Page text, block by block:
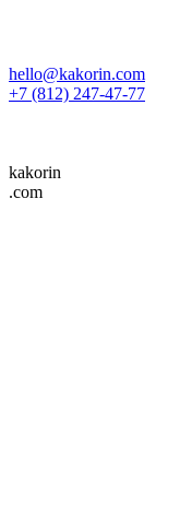
hello@kakorin.com
+7 (812) 247-47-77
kakorin
.com